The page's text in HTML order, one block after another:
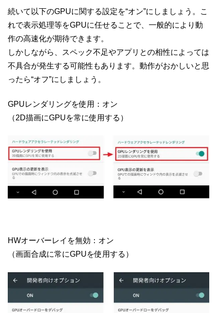
続いて以下のGPUに関する設定を“オン”にしましょう。こ
れで表示処理等をGPUに任せることで、一般的により動
作の高速化が期待できます。
しかしながら、スペック不足やアプリとの相性によっては
不具合が発生する可能性もあります。動作がおかしいと思
ったら“オフ”にしましょう。
GPUレンダリングを使用：オン
（2D描画にGPUを常に使用する）
HWオーバーレイを無効：オン
（画面合成に常にGPUを使用する）